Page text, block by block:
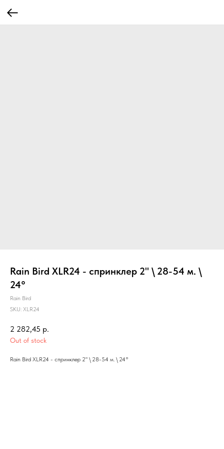
Rain Bird XLR24 - спринклер 2" \ 28-54 м. \
24°
Rain Bird
SKU: XLR24
2 282,45 р.
Out of stock
Rain Bird XLR24 - спринклер 2" \ 28-54 м. \ 24°